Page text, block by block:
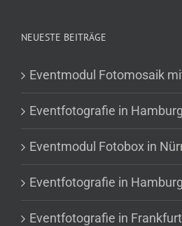
NEUESTE BEITRÄGE
Eventmodul Fotomosaik
Eventfotografie in Hamburg
Eventmodul Fotobox in
Eventfotografie in Hamburg
Eventfotografie in